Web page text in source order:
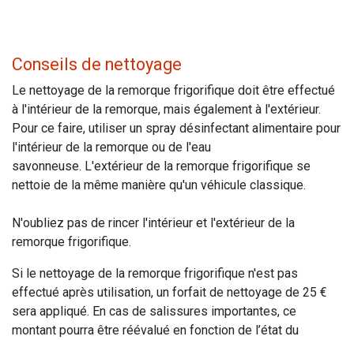
Conseils de nettoyage
Le nettoyage de la remorque frigorifique doit être effectué
à l'intérieur de la remorque, mais également à l'extérieur.
Pour ce faire, utiliser un spray désinfectant alimentaire pour
l'intérieur de la remorque ou de l'eau
savonneuse. L'extérieur de la remorque frigorifique se
nettoie de la même manière qu'un véhicule classique.
N'oubliez pas de rincer l'intérieur et l'extérieur de la
remorque frigorifique.
Si le nettoyage de la remorque frigorifique n'est pas
effectué après utilisation, un forfait de nettoyage de 25 €
sera appliqué. En cas de salissures importantes, ce
montant pourra être réévalué en fonction de l’état du